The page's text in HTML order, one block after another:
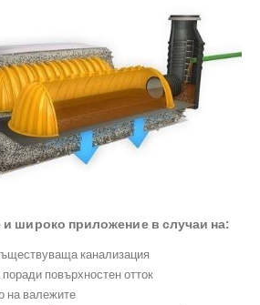
широко приложение в случаи на:
канализация
повърхностен отток
на валежите